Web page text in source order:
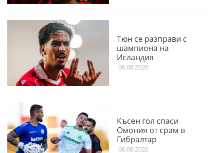
Тюн се разправи с
шампиона на
Исландия
06.08.2026
Късен гол спаси
Омония от срам в
Гибралтар
06.08.2026